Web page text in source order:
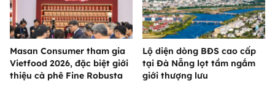
Masan Consumer tham gia
Vietfood 2026, đặc biệt giới
thiệu cà phê Fine Robusta
Lộ diện dòng BĐS cao cấp
tại Đà Nẵng lọt tầm ngắm
giới thượng lưu